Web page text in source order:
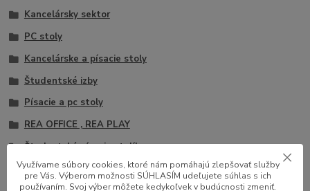
Kancelársky sektor
PC stoly
Kancelárske a písacie stoly
Študentské izby
Písacie a pc stoly
REA OFFICE , REA PLAY
Študentské písacie stolíky
Využívame súbory cookies, ktoré nám pomáhajú zlepšovať služby
pre Vás. Výberom možnosti SÚHLASÍM udeľujete súhlas s ich
používaním. Svoj výber môžete kedykoľvek v budúcnosti zmeniť.